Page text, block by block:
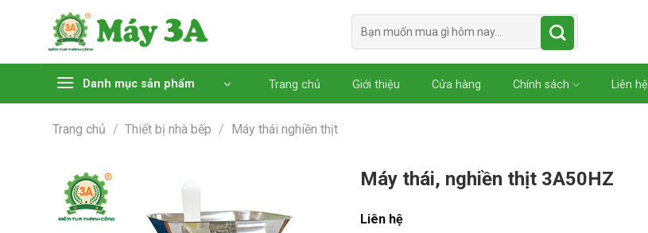
dung
kiếm:
Danh mục sản phẩm Trang chủ Giới thiệu Cửa hàng Chính sách Liên hệ
Trang chủ / Thiết bị nhà bếp / Máy thái nghiền thịt
Máy thái, nghiền thịt 3A50HZ
Liên hệ